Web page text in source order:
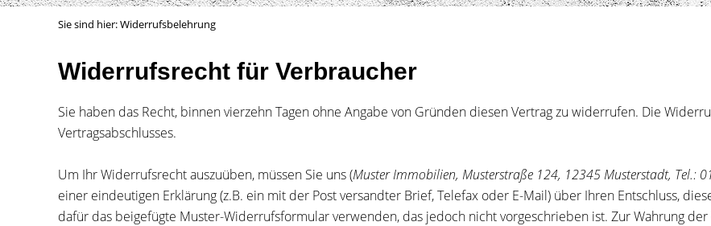
Sie sind hier:Widerrufsbelehrung
Widerrufsrecht für Verbraucher
Sie haben das Recht, binnen vierzehn Tagen ohne Angabe von Gründen diesen Vertrag zu widerrufen. Die
Vertragsabschlusses.
Um Ihr Widerrufsrecht auszuüben, müssen Sie uns (Muster Immobilien, Musterstraße 124, 12345 Musterstadt, Tel.:
einer eindeutigen Erklärung (z.B. ein mit der Post versandter Brief, Telefax oder E-Mail) über Ihren Entschluss,
dafür das beigefügte Muster-Widerrufsformular verwenden, das jedoch nicht vorgeschrieben ist. Zur Wahrung